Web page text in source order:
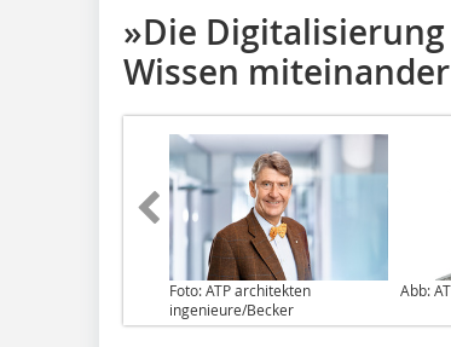
»Die
Wissen
Foto: ATP architekten
ingenieure/Becker
Abb: